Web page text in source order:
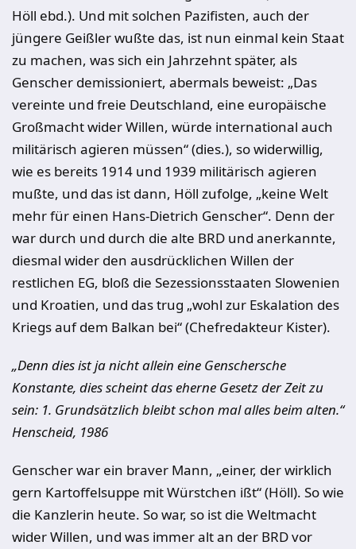
Höll ebd.). Und mit solchen Pazifisten, auch der
jüngere Geißler wußte das, ist nun einmal kein Staat
zu machen, was sich ein Jahrzehnt später, als
Genscher demissioniert, abermals beweist: „Das
vereinte und freie Deutschland, eine europäische
Großmacht wider Willen, würde international auch
militärisch agieren müssen“ (dies.), so widerwillig,
wie es bereits 1914 und 1939 militärisch agieren
mußte, und das ist dann, Höll zufolge, „keine Welt
mehr für einen Hans-Dietrich Genscher“. Denn der
war durch und durch die alte BRD und anerkannte,
diesmal wider den ausdrücklichen Willen der
restlichen EG, bloß die Sezessionsstaaten Slowenien
und Kroatien, und das trug „wohl zur Eskalation des
Kriegs auf dem Balkan bei“ (Chefredakteur Kister).
„Denn dies ist ja nicht allein eine Genschersche
Konstante, dies scheint das eherne Gesetz der Zeit zu
sein: 1. Grundsätzlich bleibt schon mal alles beim alten.“
Henscheid, 1986
Genscher war ein braver Mann, „einer, der wirklich
gern Kartoffelsuppe mit Würstchen ißt“ (Höll). So wie
die Kanzlerin heute. So war, so ist die Weltmacht
wider Willen, und was immer alt an der BRD vor